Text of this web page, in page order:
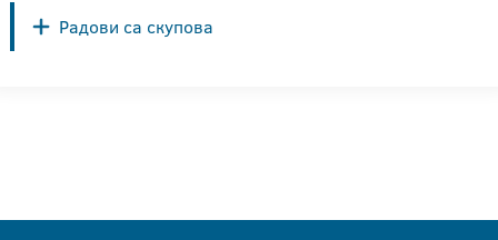
Радови са скупова